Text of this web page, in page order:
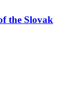
the Slovak